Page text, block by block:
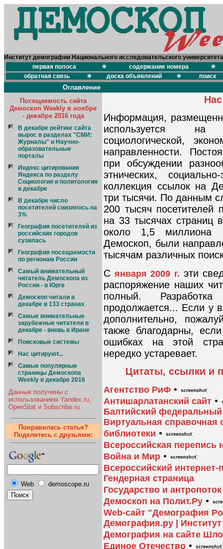
Институт демографии Национального исследовательского
первая полоса
содержание номера
обратная связь
доска объявлений поиск
Оглавление
Посещаемость сайта
Демоскоп Weekly в ноябре
- декабре 2016 года
В декабре рейтинг сайта
вырос в разделах "СМИ:
Журналы" и Научно-
образовательные
порталы
Индекс цитирования
Яндекса по разделу
Социология и политология
в декабре
В декабре число
посетителей снизилось на
3%
География посетителей из
российских городов
сузилась
География посещаемости
по регионам России
Cамый внимательный
читатель Демоскопа из
России - в Юрге
Демоскоп читали в
декабре в 133 странах
Самые внимательные
зарубежные читатели в
декабре - вновь в Иране
Поисковые системы
Нас цитируют...
Самые популярные
страницы Демоскопа
Weekly в декабре 2016
Данные получены с
использованием Yandex.ru,
OpenStat и Subscribe.ru.
Понравилась статья?
Поделитесь с друзьями:
Web demoscope.ru
Информация,
используется на
социологической,
направленности.
при обсуждении
этнических,
коллекция ссылок на
три тысячи. По данным
200 тысяч
на 33 тысячах страниц
около 1,5 миллиона
Демоскоп, были
тысячам различных
Сянваря 2009 г. эти
распоряжение наших
полный.
продолжается... Если у
дополнительно,
также благодарны,
ошибках на этой
нередко устаревает.
Цитаты, ссылки и
Агентство РиФ •
Антишарлатанский сайт •
Балтийский
Виртуальная справочная
библиотеки •
Всероссийская перепись
Война и Мир •
Всероссийский интернет-
Гендерная страница
Государство и антропоток
Демоскоп на Полит.Ру •
Web-сайт "Демография
Демография.ру |
Демография на сайте
Единое Отечество •